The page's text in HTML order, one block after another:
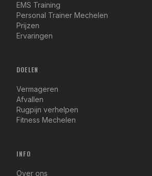
EMS Training
Personal Trainer Mechelen
Prijzen
Ervaringen
DOELEN
Vermageren
Afvallen
Rugpijn verhelpen
Fitness Mechelen
INFO
Over ons